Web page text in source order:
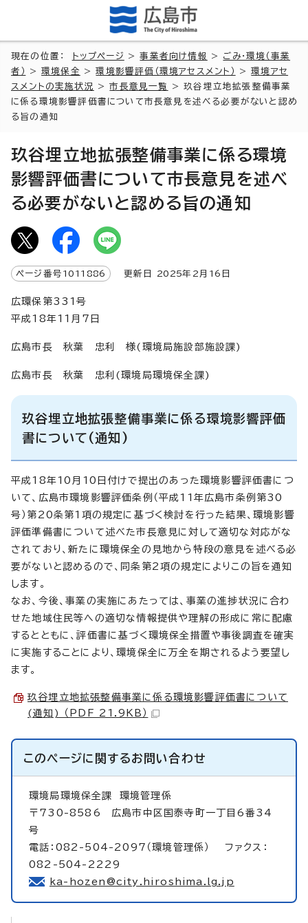
現在の位置： トップページ >事業者向け情報 > ごみ・環境（事業
者）
>環境保全 >環境影響評価（環境アセスメント） >環境アセ
スメントの実施状況
>市長意見一覧
> 玖谷埋立地拡張整備事業
に係る環境影響評価書について市長意見を述べる必要がないと認め
る旨の通知
玖谷埋立地拡張整備事業に係る環境
影響評価書について市長意見を述べ
る必要がないと認める旨の通知
ページ番号 1011886 更新日 2025年2月 16 日
広環保第331号
平成18年11月7日
広島市長 秋葉 忠利 様(環境局施設部施設課)
広島市長 秋葉 忠利(環境局環境保全課)
玖谷埋立地拡張整備事業に係る環境影響評価
書について(通知)
平成18年10月10日付けで提出のあった環境影響評価書につ
いて、広島市環境影響評価条例（平成11年広島市条例第30
号）第20条第1項の規定に基づく検討を行った結果、環境影響
評価準備書について述べた市長意見に対して適切な対応がな
されており、新たに環境保全の見地から特段の意見を述べる必
要がないと認めるので、同条第2項の規定によりこの旨を通知
します。
なお、今後、事業の実施にあたっては、事業の進捗状況に合わ
せた地域住民等への適切な情報提供や理解の形成に常に配慮
するとともに、評価書に基づく環境保全措置や事後調査を確実
に実施することにより、環境保全に万全を期されるよう要望し
ます。
玖谷埋立地拡張整備事業に係る環境影響評価書について
(通知) （PDF 21.9KB）
このページに関するお問い合わせ
環境局環境保全課 環境管理係
〒730-8586 広島市中区国泰寺町一丁目6番34
号
電話：082-504-2097（環境管理係） ファクス：
082-504-2229
ka-hozen@city.hiroshima.lg.jp